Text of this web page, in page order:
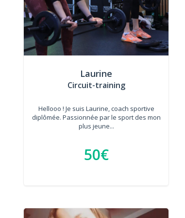
Laurine
Circuit-training
Hellooo ! Je suis Laurine, coach sportive
diplômée. Passionnée par le sport des mon
plus jeune...
50€